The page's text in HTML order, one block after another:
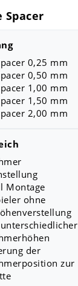
0,25 mm
0,50 mm
1,00 mm
1,50 mm
2,00 mm
Montage
ohne
der
zur